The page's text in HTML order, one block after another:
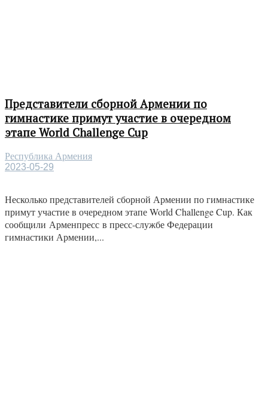
Представители сборной Армении по
гимнастике примут участие в очередном
этапе World Challenge Cup
Республика Армения
2023-05-29
Несколько представителей сборной Армении по гимнастике
примут участие в очередном этапе World Challenge Cup. Как
сообщили Арменпресс в пресс-службе Федерации
гимнастики Армении,...